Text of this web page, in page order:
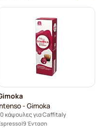
- Gimoka
κάψουλες για Caffitaly
9 Ένταση